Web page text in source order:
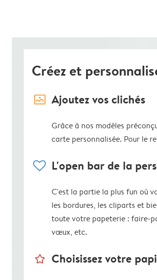
Créez et
image_placeholder Ajoutez vos clichés
Grâce à nos modèles
carte personnalisée. Pour le
heart L'open bar de la
C'est la partie la plus fun où
les bordures, les cliparts et
toute votre papeterie : faire-
vœux, etc.
star_outline Choisissez votre